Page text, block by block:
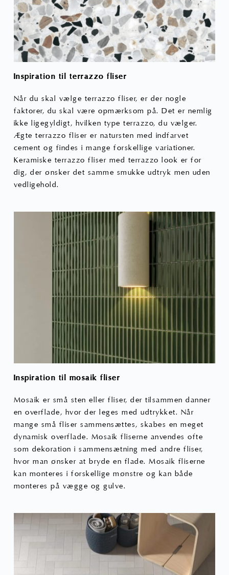
Inspiration til terrazzo fliser
Når du skal vælge terrazzo fliser, er der nogle
faktorer, du skal være opmærksom på. Det er nemlig
ikke ligegyldigt, hvilken type terrazzo, du vælger.
Ægte terrazzo fliser er natursten med indfarvet
cement og findes i mange forskellige variationer.
Keramiske terrazzo fliser med terrazzo look er for
dig, der ønsker det samme smukke udtryk men uden
vedligehold.
Inspiration til mosaik fliser
Mosaik er små sten eller fliser, der tilsammen danner
en overflade, hvor der leges med udtrykket. Når
mange små fliser sammensættes, skabes en meget
dynamisk overflade. Mosaik fliserne anvendes ofte
som dekoration i sammensætning med andre fliser,
hvor man ønsker at bryde en flade. Mosaik fliserne
kan monteres i forskellige mønstre og kan både
monteres på vægge og gulve.